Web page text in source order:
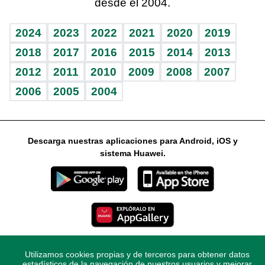
Vida y familia
Eñe
Celebrando la vida
Sin complejos
En pocas palabras
Escuchando al corazón
Economía Personal
Consulta Libre
BRV
TBT Deportivo
Más firmas
Guía del dinero
Horóscopos
desde el 2004.
2024 2023 2022 2021 2020
2019
2018
2017 2016 2015 2014
2013
2012
2011 2010 2009 2008
2007
2006
2005 2004
Descarga nuestras aplicaciones para Android, iOS y
sistema Huawei.
© 2021 Diario Libre, todos los derechos reservados.
Utilizamos cookies propias y de terceros para obtener datos